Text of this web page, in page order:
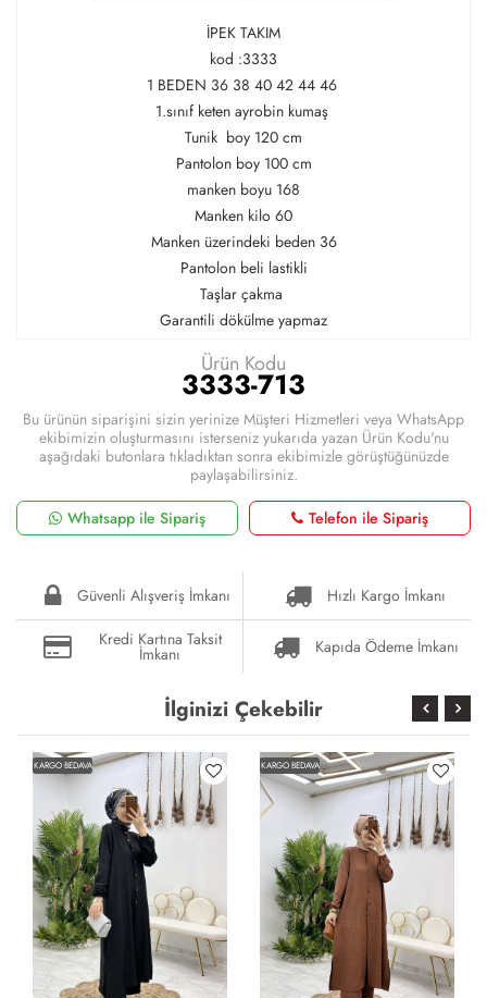
İPEK TAKIM
kod :3333
1 BEDEN 36 38 40 42 44 46
1.sınıf keten ayrobin kumaş
Tunik boy 120 cm
Pantolon boy 100 cm
manken boyu 168
Manken kilo 60
Manken üzerindeki beden 36
Pantolon beli lastikli
Taşlar çakma
Garantili dökülme yapmaz
Ürün Kodu
3333-713
Bu ürünün siparişini sizin yerinize Müşteri Hizmetleri veya WhatsApp
ekibimizin oluşturmasını isterseniz yukarıda yazan Ürün Kodu'nu
aşağıdaki butonlara tıkladıktan sonra ekibimizle görüştüğünüzde
paylaşabilirsiniz.
Whatsapp ile Sipariş
Telefon ile Sipariş
Güvenli Alışveriş İmkanı
Hızlı Kargo İmkanı
Kredi Kartına Taksit
İmkanı Kapıda Ödeme İmkanı
İlginizi Çekebilir
KARGO BEDAVA KARGO BEDAVA